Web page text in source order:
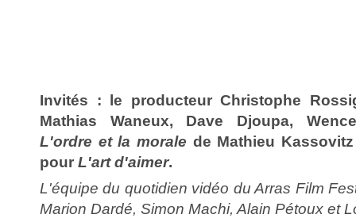
Invités : le producteur Christophe
Mathias Waneux, Dave Djoupa,
L'ordre et la morale de Mathieu
pour L'art d'aimer.
L'équipe du quotidien vidéo du Arras Film
Marion Dardé, Simon Machi, Alain Pétoux et